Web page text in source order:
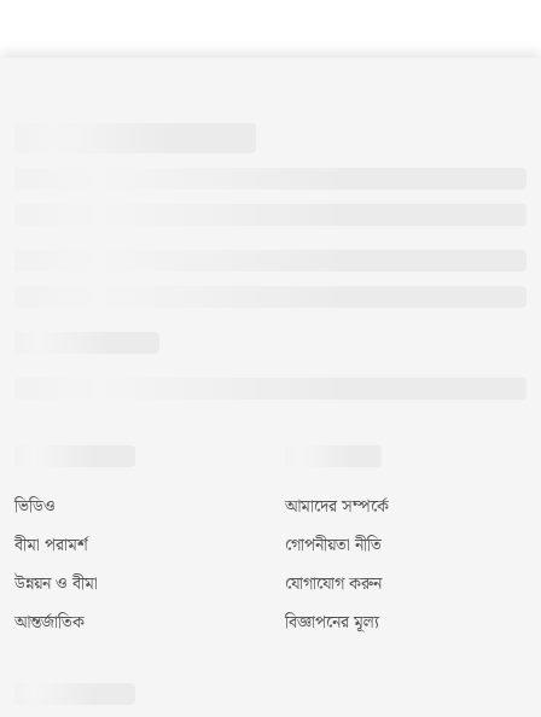
ভিডিও
বীমা পরামর্শ
উন্নয়ন ও বীমা
আন্তর্জাতিক
আমাদের সম্পর্কে
গোপনীয়তা নীতি
যোগাযোগ করুন
বিজ্ঞাপনের মূল্য